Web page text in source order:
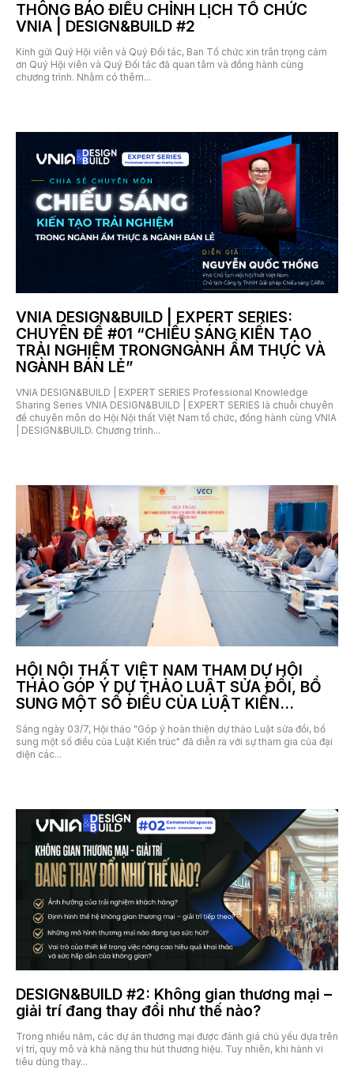
THÔNG BÁO ĐIỀU CHỈNH LỊCH TỔ CHỨC
VNIA | DESIGN&BUILD #2
Kính gửi Quý Hội viên và Quý Đối tác, Ban Tổ chức xin trân trọng cảm
ơn Quý Hội viên và Quý Đối tác đã quan tâm và đồng hành cùng
chương trình. Nhằm có thêm...
VNIA DESIGN&BUILD | EXPERT SERIES:
CHUYÊN ĐỀ #01 “CHIẾU SÁNG KIẾN TẠO
TRẢI NGHIỆM TRONGNGÀNH ẨM THỰC VÀ
NGÀNH BÁN LẺ”
VNIA DESIGN&BUILD | EXPERT SERIES Professional Knowledge
Sharing Series VNIA DESIGN&BUILD | EXPERT SERIES là chuỗi chuyên
đề chuyên môn do Hội Nội thất Việt Nam tổ chức, đồng hành cùng VNIA
| DESIGN&BUILD. Chương trình...
HỘI NỘI THẤT VIỆT NAM THAM DỰ HỘI
THẢO GÓP Ý DỰ THẢO LUẬT SỬA ĐỔI, BỔ
SUNG MỘT SỐ ĐIỀU CỦA LUẬT KIẾN...
Sáng ngày 03/7, Hội thảo "Góp ý hoàn thiện dự thảo Luật sửa đổi, bổ
sung một số điều của Luật Kiến trúc" đã diễn ra với sự tham gia của đại
diện các...
DESIGN&BUILD #2: Không gian thương mại –
giải trí đang thay đổi như thế nào?
Trong nhiều năm, các dự án thương mại được đánh giá chủ yếu dựa trên
vị trí, quy mô và khả năng thu hút thương hiệu. Tuy nhiên, khi hành vi
tiêu dùng thay...